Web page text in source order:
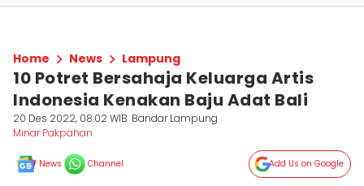
Home News Lampung
10 Potret Bersahaja Keluarga Artis
Indonesia Kenakan Baju Adat Bali
20 Des 2022, 08:02 WIB Bandar Lampung
Minar Pakpahan
News Channel Add Us on Google